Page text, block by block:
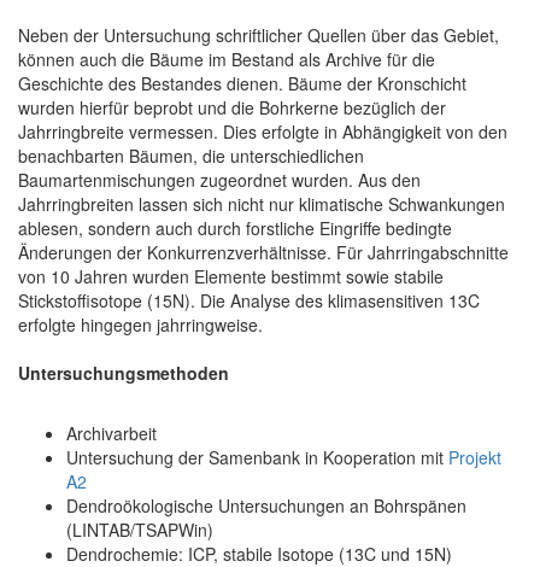
Neben der Untersuchung schriftlicher Quellen über das Gebiet,
können auch die Bäume im Bestand als Archive für die
Geschichte des Bestandes dienen. Bäume der Kronschicht
wurden hierfür beprobt und die Bohrkerne bezüglich der
Jahrringbreite vermessen. Dies erfolgte in Abhängigkeit von den
benachbarten Bäumen, die unterschiedlichen
Baumartenmischungen zugeordnet wurden. Aus den
Jahrringbreiten lassen sich nicht nur klimatische Schwankungen
ablesen, sondern auch durch forstliche Eingriffe bedingte
Änderungen der Konkurrenzverhältnisse. Für Jahrringabschnitte
von 10 Jahren wurden Elemente bestimmt sowie stabile
Stickstoffisotope (15N). Die Analyse des klimasensitiven 13C
erfolgte hingegen jahrringweise.
Untersuchungsmethoden
Archivarbeit
Untersuchung der Samenbank in Kooperation mit Projekt
A2
Dendroökologische Untersuchungen an Bohrspänen
(LINTAB/TSAPWin)
Dendrochemie: ICP, stabile Isotope (13C und 15N)